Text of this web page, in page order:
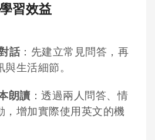
習效益
話：先建立常見問答，再
生活細節。
朗讀 ：透過兩人問答、情
，增加實際使用英文的機